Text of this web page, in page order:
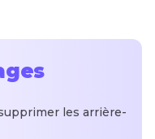
les arrière-